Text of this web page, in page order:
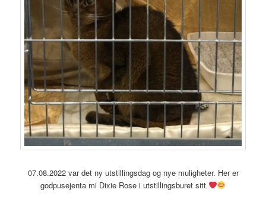
07.08.2022 var det ny utstillingsdag og nye muligheter. Her er
godpusejenta mi Dixie Rose i utstillingsburet sitt